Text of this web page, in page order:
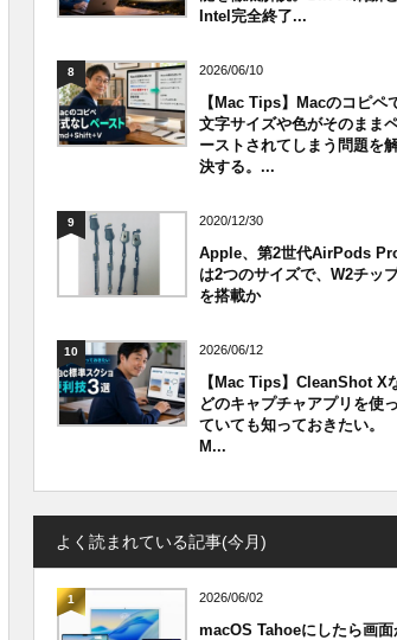
Intel完全終了...
8 2026/06/10
【Mac Tips】Macのコピペ
文字サイズや色がそのまま
ーストされてしまう問題を
決する。...
9 2020/12/30
Apple、第2世代AirPods
は2つのサイズで、W2チッ
を搭載か
10 2026/06/12
【Mac Tips】CleanShot X
どのキャプチャアプリを使っ
ていても知っておきたい。
M...
よく読まれている記事(今月)
1 2026/06/02
macOS Tahoeにしたら画面